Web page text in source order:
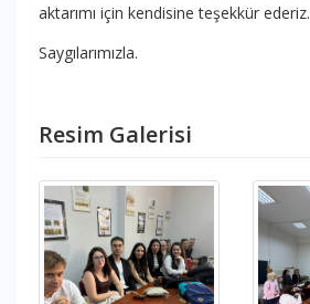
aktarımı için kendisine teşekkür ederiz.
Saygılarımızla.
Resim Galerisi